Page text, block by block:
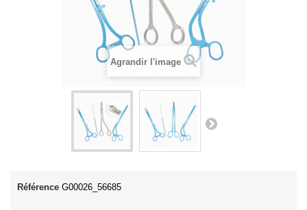
Agrandir l'image
Référence G00026_56685